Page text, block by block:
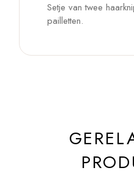
Setje van twee
pailletten.